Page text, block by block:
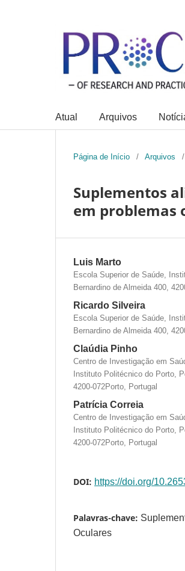
Atual Arquivos
Página de Início / Arquivos /
Suplementos
em problemas
Luis Marto
Escola Superior de Saúde,
Bernardino de Almeida 400,
Ricardo Silveira
Escola Superior de Saúde,
Bernardino de Almeida 400,
Claúdia Pinho
Centro de Investigação em
Instituto Politécnico do Porto,
4200-072Porto, Portugal
Patrícia Correia
Centro de Investigação em
Instituto Politécnico do Porto,
4200-072Porto, Portugal
DOI: https://doi.org/
Palavras-chave:
Oculares